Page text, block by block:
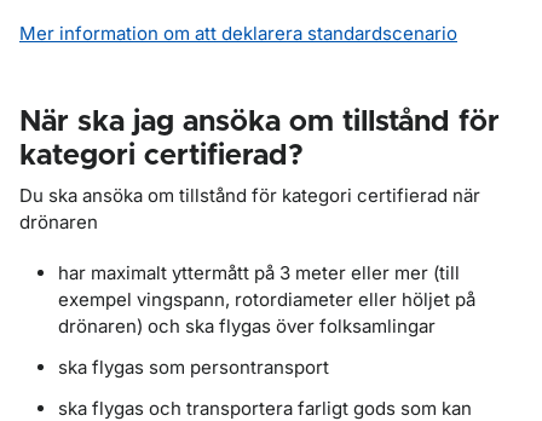
Mer information om att deklarera standardscenario
När ska jag ansöka om tillstånd för
kategori certifierad?
Du ska ansöka om tillstånd för kategori certifierad när
drönaren
har maximalt yttermått på 3 meter eller mer (till
exempel vingspann, rotordiameter eller höljet på
drönaren) och ska flygas över folksamlingar
ska flygas som persontransport
ska flygas och transportera farligt gods som kan